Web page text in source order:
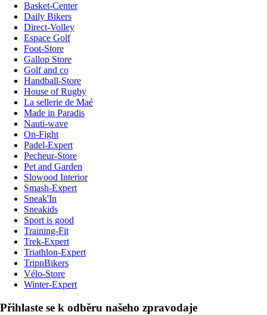
Basket-Center
Daily Bikers
Direct-Volley
Espace Golf
Foot-Store
Gallop Store
Golf and co
Handball-Store
House of Rugby
La sellerie de Maé
Made in Paradis
Nauti-wave
On-Fight
Padel-Expert
Pecheur-Store
Pet and Garden
Slowood Interior
Smash-Expert
Sneak'In
Sneakids
Sport is good
Training-Fit
Trek-Expert
Triathlon-Expert
TripnBikers
Vélo-Store
Winter-Expert
Přihlaste se k odběru našeho zpravodaje